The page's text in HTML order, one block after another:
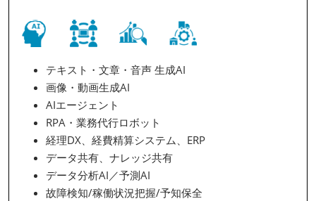
テキスト・文章・音声 生成AI
画像・動画生成AI
AIエージェント
RPA・業務代行ロボット
経理DX、経費精算システム、ERP
データ共有、ナレッジ共有
データ分析AI／予測AI
故障検知/稼働状況把握/予知保全